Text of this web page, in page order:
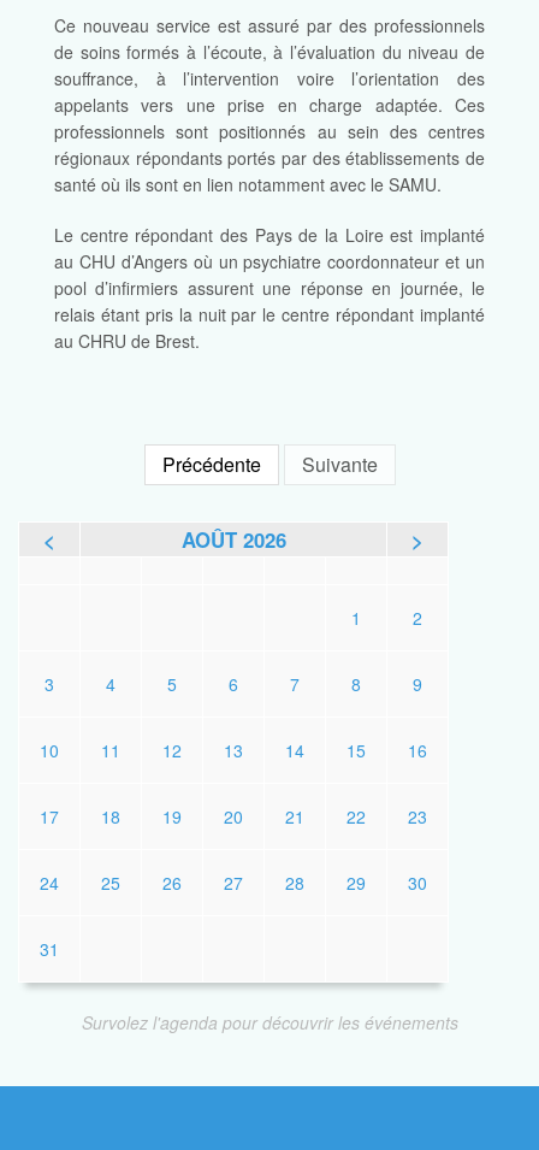
Ce nouveau service est assuré par des professionnels
de soins formés à l’écoute, à l’évaluation du niveau de
souffrance, à l’intervention voire l’orientation des
appelants vers une prise en charge adaptée. Ces
professionnels sont positionnés au sein des centres
régionaux répondants portés par des établissements de
santé où ils sont en lien notamment avec le SAMU.
Le centre répondant des Pays de la Loire est implanté
au CHU d’Angers où un psychiatre coordonnateur et un
pool d’infirmiers assurent une réponse en journée, le
relais étant pris la nuit par le centre répondant implanté
au CHRU de Brest.
Précédente Suivante
< AOÛT 2026 >
1
2
3 4 5 6 7 8 9
10 11 12 13 14 15 16
17 18 19 20 21 22 23
24 25 26 27 28 29 30
31
Survolez l'agenda pour découvrir les événements